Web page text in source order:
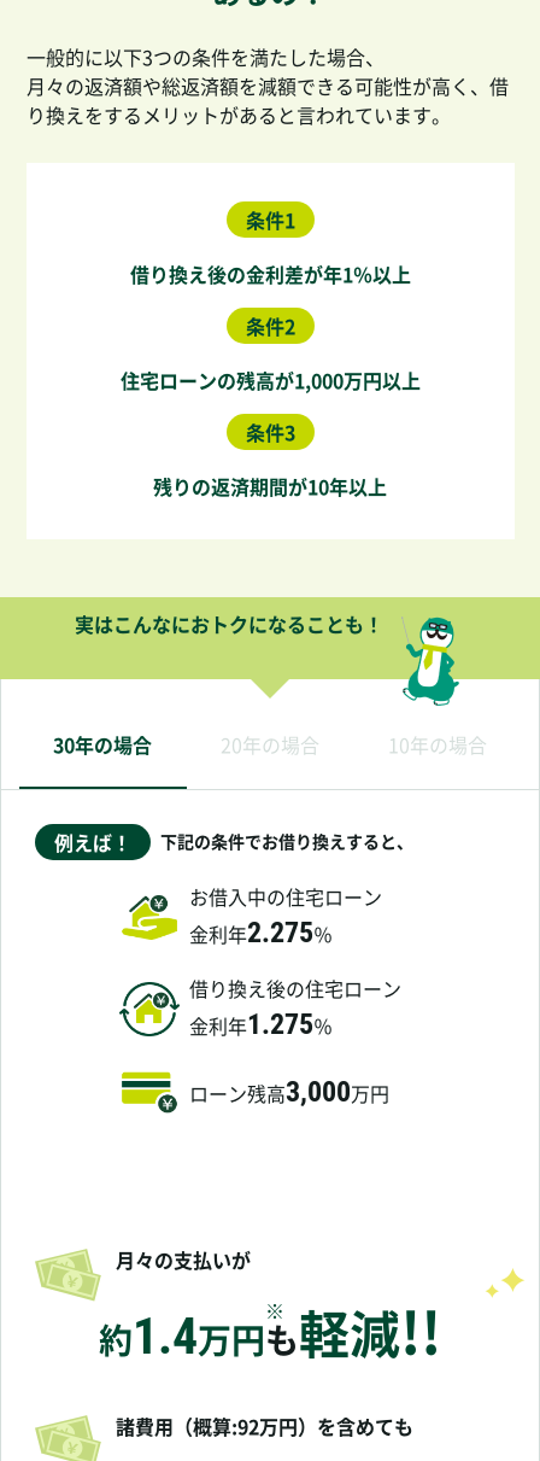
一般的に以下3つの条件を満たした場合、
月々の返済額や総返済額を減額できる可能性が高く、借
り換えをするメリットがあると言われています。
条件1
借り換え後の金利差が年1％以上
条件2
住宅ローンの残高が1,000万円以上
条件3
残りの返済期間が10年以上
実はこんなにおトクになることも！
30年の場合 20年の場合 10年の場合
30年の場合
例えば！ 下記の条件でお借り換えすると、
お借入中の住宅ローン
金利年2.275％
借り換え後の住宅ローン
金利年1.275％
ローン残高3,000万円
月々の支払いが
約1.4万円
※
も軽減!!
諸費用（概算:92万円）を含めても